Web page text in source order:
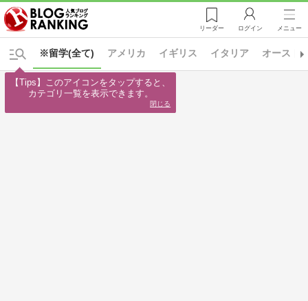
リーダー ログイン メニュー
※留学(全て) アメリカ イギリス イタリア オースト
【Tips】このアイコンをタップすると、
カテゴリ一覧を表示できます。
閉じる